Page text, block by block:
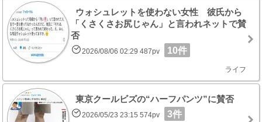
ウォシュレットを使わない女性 彼氏から
「くさくさお尻じゃん」と言われネットで賛
否
2026/08/06 02:29 487pv 10件
ライフ
東京クールビズの“ハーフパンツ”に賛否
2026/05/23 23:15 574pv 3件